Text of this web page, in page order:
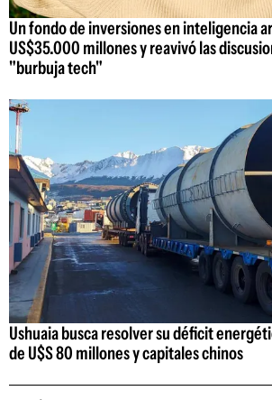
Un fondo de inversiones en inteligencia
US$35.000 millones y reavivó las
"burbuja tech"
Ushuaia busca resolver su déficit
de U$S 80 millones y capitales chinos